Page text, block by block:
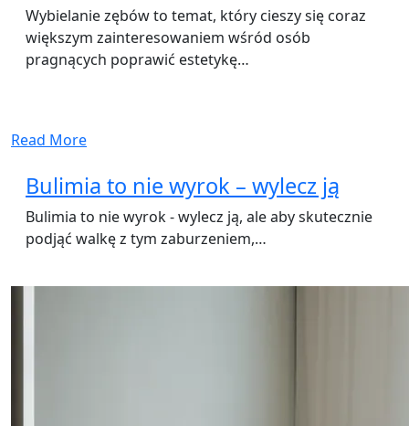
Wybielanie zębów to temat, który cieszy się coraz
większym zainteresowaniem wśród osób
pragnących poprawić estetykę…
Read More
Bulimia to nie wyrok – wylecz ją
Bulimia to nie wyrok - wylecz ją, ale aby skutecznie
podjąć walkę z tym zaburzeniem,…